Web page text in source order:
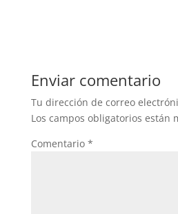
Enviar comentario
Tu dirección de correo
Los campos obligatorios están
Comentario *